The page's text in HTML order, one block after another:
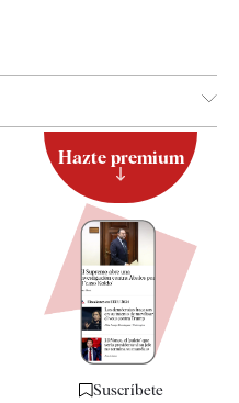
Hazte premium
Suscríbete